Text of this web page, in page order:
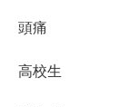
頭痛
高校生